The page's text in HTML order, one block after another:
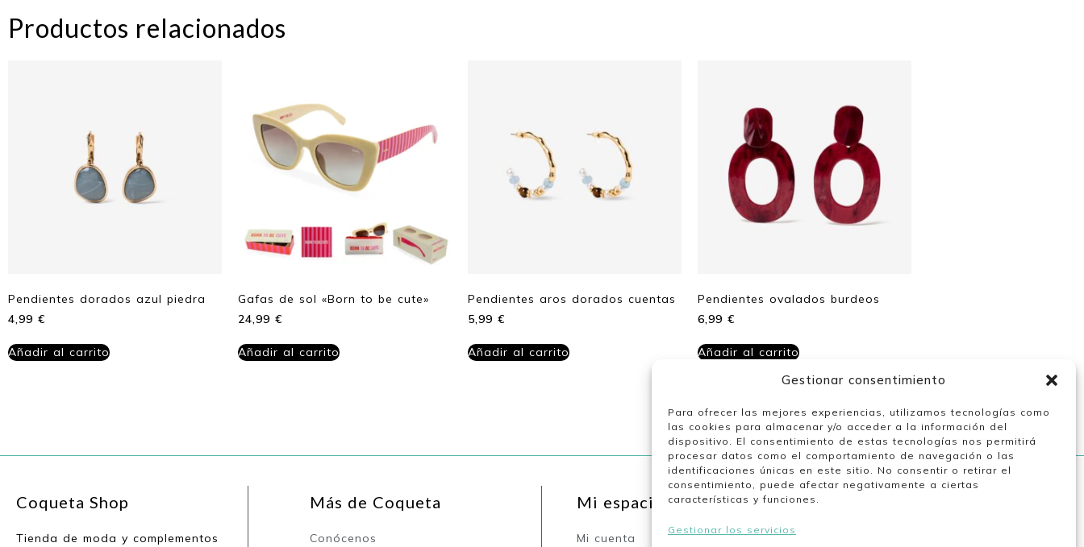
Gestionar consentimiento
Para ofrecer las mejores experiencias, utilizamos tecnologías como
las cookies para almacenar y/o acceder a la información del
dispositivo. El consentimiento de estas tecnologías nos permitirá
procesar datos como el comportamiento de navegación o las
identificaciones únicas en este sitio. No consentir o retirar el
consentimiento, puede afectar negativamente a ciertas
características y funciones.
Gestionar los servicios
Productos relacionados
Pendientes dorados azul piedra
4,99 €
Añadir al carrito
Gafas de sol «Born to be cute»
24,99 €
Añadir al carrito
Pendientes aros dorados cuentas
5,99 €
Añadir al carrito
Pendientes ovalados burdeos
6,99 €
Añadir al carrito
Coqueta Shop
Tienda de moda y complementos
Más de Coqueta
Conócenos
Mi espacio
Mi cuenta